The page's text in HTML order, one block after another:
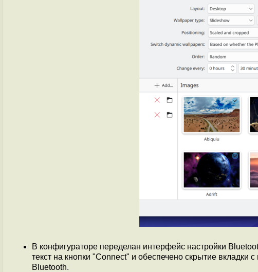
В конфигураторе переделан интерфейс настройки
текст на кнопки "Connect" и обеспечено скрытие вкладки
Bluetooth.